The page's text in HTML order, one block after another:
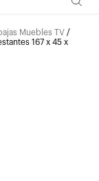
Muebles TV /
167 x 45 x